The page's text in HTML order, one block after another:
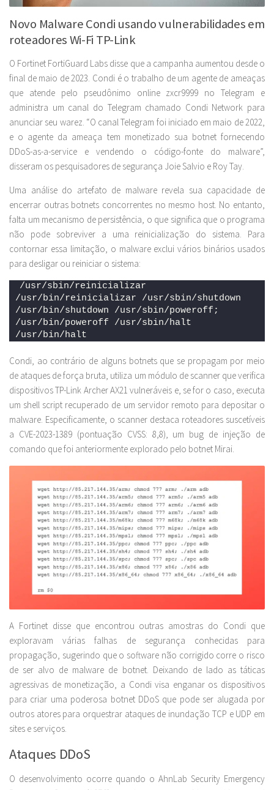
Novo Malware Condi usando vulnerabilidades em
roteadores Wi-Fi TP-Link
O Fortinet FortiGuard Labs disse que a campanha aumentou desde o
final de maio de 2023. Condi é o trabalho de um agente de ameaças
que atende pelo pseudônimo online zxcr9999 no Telegram e
administra um canal do Telegram chamado Condi Network para
anunciar seu warez. “O canal Telegram foi iniciado em maio de 2022,
e o agente da ameaça tem monetizado sua botnet fornecendo
DDoS-as-a-service e vendendo o código-fonte do malware”,
disseram os pesquisadores de segurança Joie Salvio e Roy Tay.
Uma análise do artefato de malware revela sua capacidade de
encerrar outras botnets concorrentes no mesmo host. No entanto,
falta um mecanismo de persistência, o que significa que o programa
não pode sobreviver a uma reinicialização do sistema. Para
contornar essa limitação, o malware exclui vários binários usados
para desligar ou reiniciar o sistema:
/usr/sbin/reinicializar
/usr/bin/reinicializar /usr/sbin/shutdown
/usr/bin/shutdown /usr/sbin/poweroff;
/usr/bin/poweroff /usr/sbin/halt
/usr/bin/halt
Condi, ao contrário de alguns botnets que se propagam por meio
de ataques de força bruta, utiliza um módulo de scanner que verifica
dispositivos TP-Link Archer AX21 vulneráveis e, se for o caso, executa
um shell script recuperado de um servidor remoto para depositar o
malware. Especificamente, o scanner destaca roteadores suscetíveis
a CVE-2023-1389 (pontuação CVSS: 8,8), um bug de injeção de
comando que foi anteriormente explorado pelo botnet Mirai.
A Fortinet disse que encontrou outras amostras do Condi que
exploravam várias falhas de segurança conhecidas para
propagação, sugerindo que o software não corrigido corre o risco
de ser alvo de malware de botnet. Deixando de lado as táticas
agressivas de monetização, a Condi visa enganar os dispositivos
para criar uma poderosa botnet DDoS que pode ser alugada por
outros atores para orquestrar ataques de inundação TCP e UDP em
sites e serviços.
Ataques DDoS
O desenvolvimento ocorre quando o AhnLab Security Emergency